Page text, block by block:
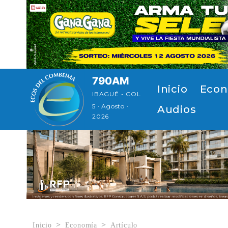
Pasar al contenido principal
790AM
IBAGUÉ - COL
5 · Agosto ·
2026
Navegación
Inicio
Audios
Inicio Economía Artículo